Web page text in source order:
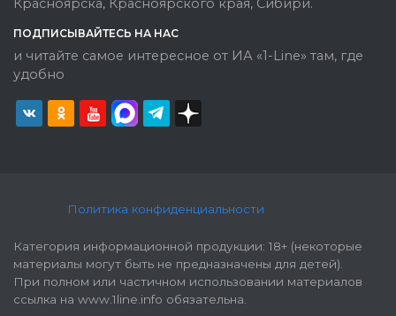
Красноярска, Красноярского края, Сибири.
ПОДПИСЫВАЙТЕСЬ НА НАС
и читайте самое интересное от ИА «1-Line» там, где
удобно
Политика конфиденциальности
Категория информационной продукции: 18+ (некоторые
материалы могут быть не предназначены для детей).
При полном или частичном использовании материалов
ссылка на www.1line.info обязательна.